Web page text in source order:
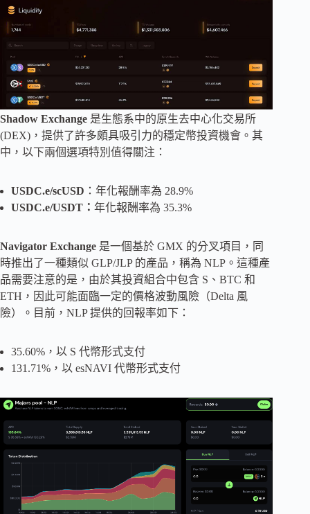
Shadow Exchange 是生態系中的原生去中心化交易所
(DEX)，提供了許多頗具吸引力的穩定幣投資機會。其
中，以下兩個選項特別值得關注：
USDC.e/scUSD ：年化報酬率為 28.9%
USDC.e/USDT： 年化報酬率為 35.3%
Navigator Exchange 是一個基於 GMX 的分叉項目，同
時推出了一種類似 GLP/JLP ​​的產品，稱為 NLP。這種產
品需要注意的是，由於其投資組合中包含 S、BTC 和
ETH，因此可能面臨一定的價格波動風險（Delta 風
險）。目前，NLP 提供的回報率如下：
35.60%，以 S 代幣形式支付
131.71%，以 esNAVI 代幣形式支付